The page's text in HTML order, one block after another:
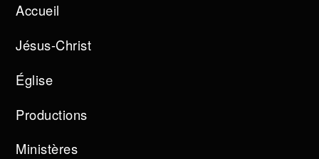
Accueil
Jésus-Christ
Église
Productions
Ministères